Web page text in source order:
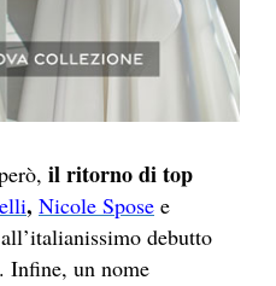
il ritorno di top
, Nicole Spose e
debutto
un nome